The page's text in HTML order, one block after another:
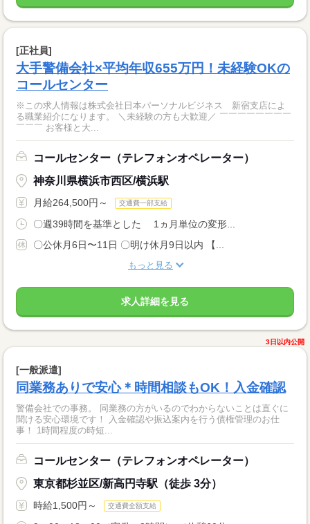
[正社員]
大手警備会社×平均年収655万円！未経験OKの
コールセンター
※この求人情報は株式会社日本パーソナルビジネス 新宿支店によ
る職業紹介になります。 ＼未経験の方も大歓迎／ ￣￣￣￣￣￣￣￣
￣￣￣ お客様と大...
コールセンター（テレフォンオペレーター）
神奈川県横浜市西区/横浜駅
月給264,500円～ 交通費一部支給
〇週39時間を基準とした 1ヵ月単位の変形...
〇公休月6日〜11日 〇明け休月9日以内 【...
もっと見る
求人詳細を見る
3日以内公開
[一般派遣]
同業務ありで安心＊時間相談もOK！入金確認
警備会社での事務。 同業務の方がいるのでわからないことは直ぐに
聞ける安心環境です！ 入金確認や振込案内を行う債権管理のお仕
事！ 1時間程度の時短...
コールセンター（テレフォンオペレーター）
東京都杉並区/新高円寺駅（徒歩 3分）
時給1,500円～ 交通費全額支給